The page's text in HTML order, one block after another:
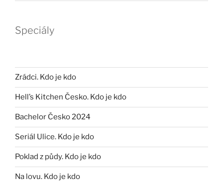
Speciály
Zrádci. Kdo je kdo
Hell’s Kitchen Česko. Kdo je kdo
Bachelor Česko 2024
Seriál Ulice. Kdo je kdo
Poklad z půdy. Kdo je kdo
Na lovu. Kdo je kdo